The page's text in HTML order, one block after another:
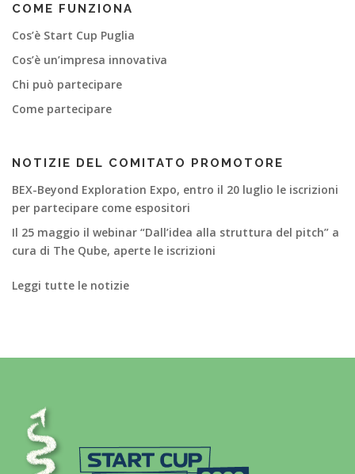
COME FUNZIONA
Cos’è Start Cup Puglia
Cos’è un’impresa innovativa
Chi può partecipare
Come partecipare
NOTIZIE DEL COMITATO PROMOTORE
BEX-Beyond Exploration Expo, entro il 20 luglio le iscrizioni
per partecipare come espositori
Il 25 maggio il webinar “Dall’idea alla struttura del pitch” a
cura di The Qube, aperte le iscrizioni
Leggi tutte le notizie